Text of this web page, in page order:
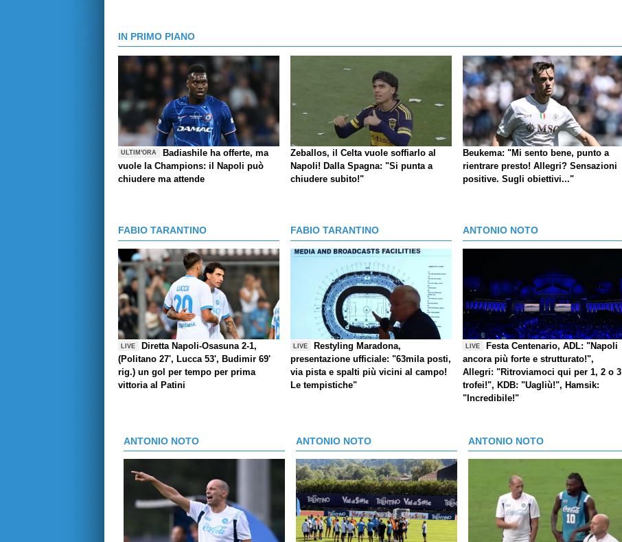
IN PRIMO PIANO
ULTIM'ORA
Badiashile ha offerte, ma
vuole la Champions: il Napoli può
chiudere ma attende
Zeballos, il Celta vuole soffiarlo al
Napoli! Dalla Spagna: "Si punta a
chiudere subito!"
Beukema: "Mi sento bene, punto a
rientrare presto! Allegri? Sensazioni
positive. Sugli obiettivi..."
FABIO TARANTINO
LIVE
Diretta Napoli-Osasuna 2-1,
(Politano 27', Lucca 53', Budimir 69'
rig.) un gol per tempo per prima
vittoria al Patini
FABIO TARANTINO
LIVE
Restyling Maradona,
presentazione ufficiale: "63mila posti,
via pista e spalti più vicini al campo!
Le tempistiche"
ANTONIO NOTO
LIVE
Festa Centenario, ADL: "Napoli
ancora più forte e strutturato!",
Allegri: "Ritroviamoci qui per 1, 2 o 3
trofei!", KDB: "Uagliù!", Hamsik:
"Incredibile!"
ANTONIO NOTO ANTONIO NOTO ANTONIO NOTO